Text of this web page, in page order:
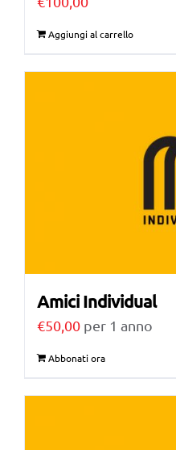
Aggiungi al carrello
Amici Individual
€50,00 per 1 anno
Abbonati ora